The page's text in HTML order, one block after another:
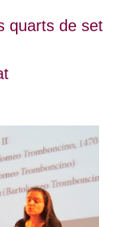
quarts de set